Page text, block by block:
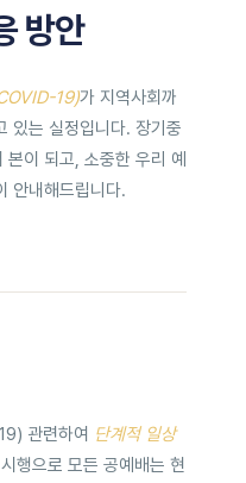
방안
19)가 지역사회까
있는 실정입니다. 장기중
이 되고, 소중한 우리 예
안내해드립니다.
관련하여 단계적 일상
행으로 모든 공예배는 현